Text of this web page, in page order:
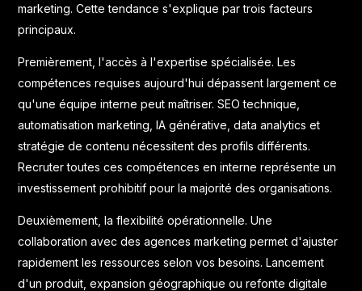
marketing. Cette tendance s'explique par trois facteurs
principaux.
Premièrement, l'accès à l'expertise spécialisée. Les
compétences requises aujourd'hui dépassent largement ce
qu'une équipe interne peut maîtriser. SEO technique,
automatisation marketing, IA générative, data analytics et
stratégie de contenu nécessitent des profils différents.
Recruter toutes ces compétences en interne représente un
investissement prohibitif pour la majorité des organisations.
Deuxièmement, la flexibilité opérationnelle. Une
collaboration avec des agences marketing permet d'ajuster
rapidement les ressources selon vos besoins. Lancement
d'un produit, expansion géographique ou refonte digitale